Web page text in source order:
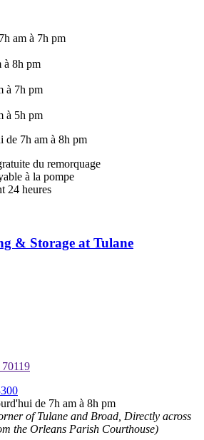
am à 7h pm
à 8h pm
à 7h pm
à 5h pm
de 7h am à 8h pm
du remorquage
à la pompe
24 heures
& Storage at Tulane
de 7h am à 8h pm
of Tulane and Broad, Directly across
the Orleans Parish Courthouse)